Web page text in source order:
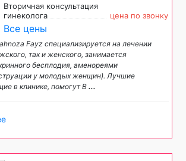
Вторичная консультация
гинеколога
цена по звонку
Все цены
Fayz специализируется на лечении
так и женского, занимается
бесплодия, аменореями
у молодых женщин). Лучшие
в клинике, помогут В...